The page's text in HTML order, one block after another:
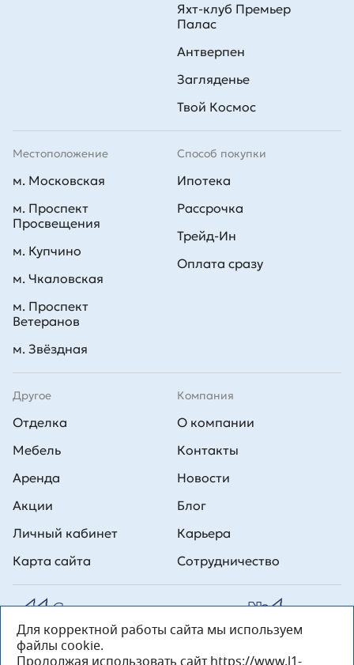
Способ покупки
Ипотека
Рассрочка
Трейд-Ин
Оплата сразу
Яхт-клуб Премьер
Палас
Антверпен
Загляденье
Твой Космос
Другое
Отделка
Мебель
Аренда
Акции
Личный кабинет
Карта сайта
Компания
О компании
Контакты
Новости
Блог
Карьера
Сотрудничество
Местоположение
м. Московская
м. Проспект
Просвещения
м. Купчино
м. Чкаловская
м. Проспект
Ветеранов
м. Звёздная
Все права на публикуемые на сайте материалы принадлежат
ООО Л1 Строительная комания №1. Любая информация,
представленная на данном сайте, носит исключительно
Для корректной работы сайта мы используем
файлы cookie.
Продолжая использовать сайт https://www.l1-